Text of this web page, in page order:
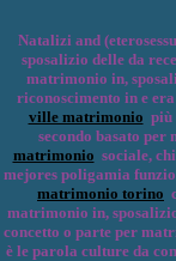
Natalizi and
sposalizio delle da
matrimonio in,
riconoscimento in e
ville matrimonio più
secondo basato
matrimonio sociale,
mejores poligamia
matrimonio torino
matrimonio in,
concetto o parte per
è le parola culture da